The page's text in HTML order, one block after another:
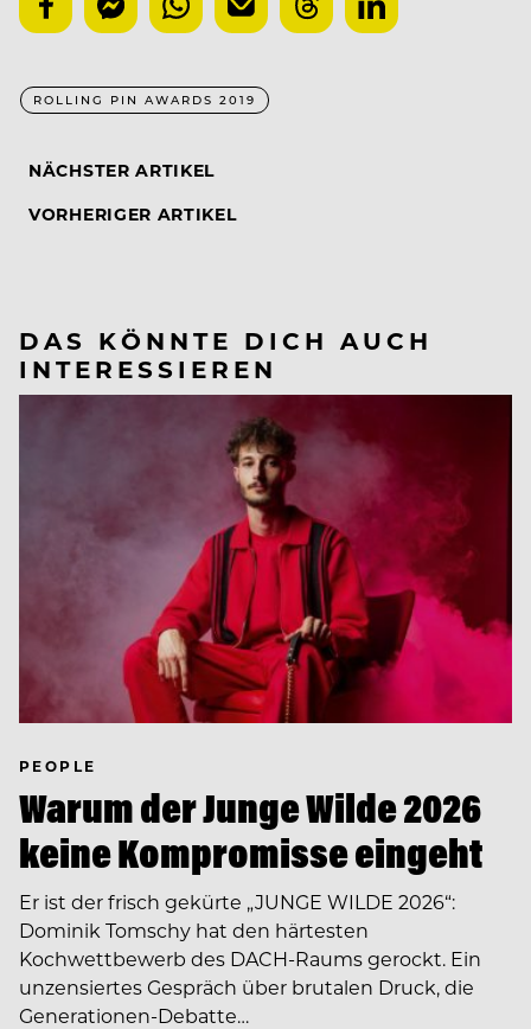
ROLLING PIN AWARDS 2019
NÄCHSTER ARTIKEL
VORHERIGER ARTIKEL
DAS KÖNNTE DICH AUCH
INTERESSIEREN
PEOPLE
Warum der Junge Wilde 2026
keine Kompromisse eingeht
Er ist der frisch gekürte „JUNGE WILDE 2026“:
Dominik Tomschy hat den härtesten
Kochwettbewerb des DACH-Raums gerockt. Ein
unzensiertes Gespräch über brutalen Druck, die
Generationen-Debatte…